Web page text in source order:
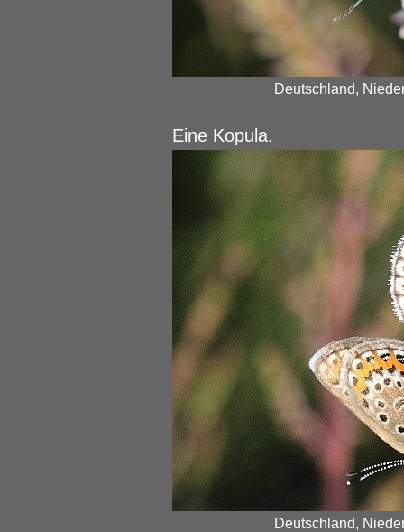
Deutschland,
Eine Kopula.
Deutschland,